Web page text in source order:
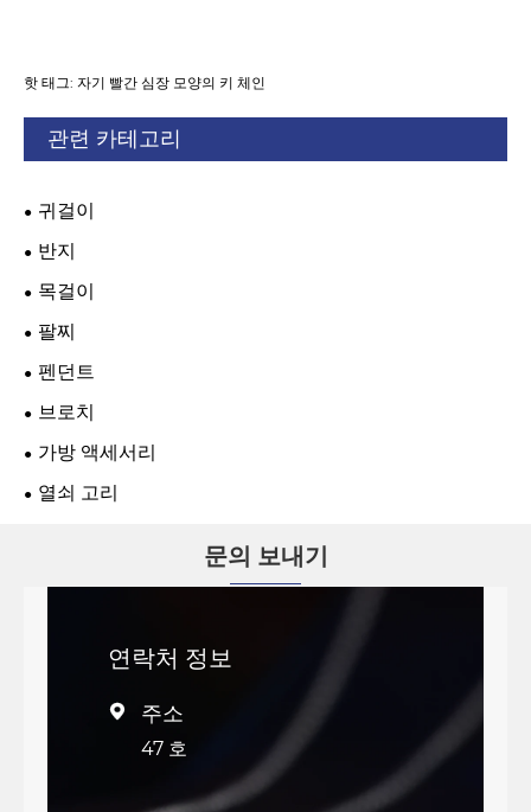
핫 태그: 자기 빨간 심장 모양의 키 체인
관련 카테고리
귀걸이
반지
목걸이
팔찌
펜던트
브로치
가방 액세서리
열쇠 고리
문의 보내기
연락처 정보
 주소
47 호